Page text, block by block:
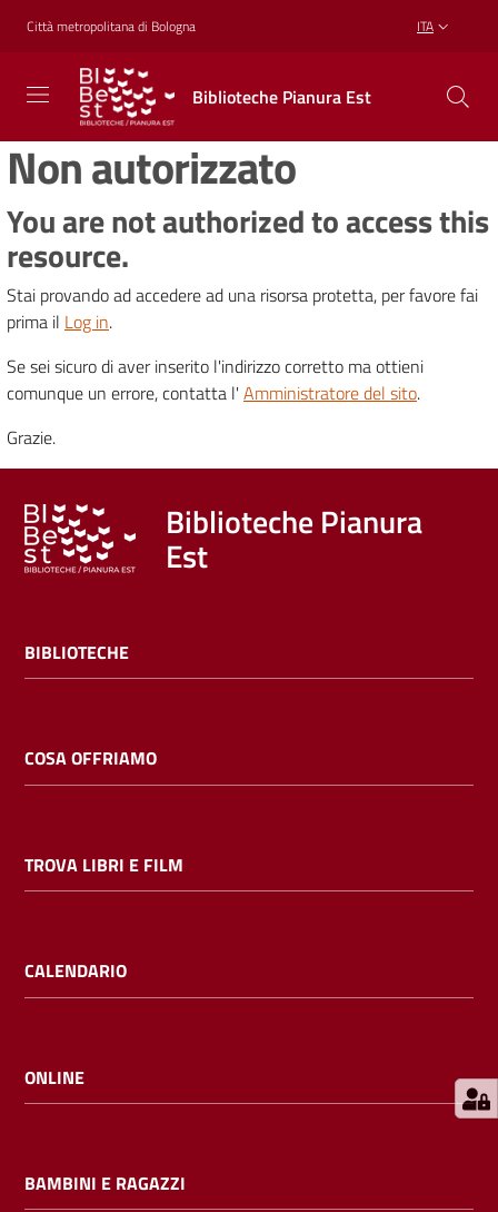
Vai al contenuto
Vai alla navigazione
Vai al footer
Città metropolitana di Bologna ITA
Biblioteche Pianura Est
Biblioteche
Pianura
Est
CONOSCERE,
CREARE,
Biblioteche
Cosa
offriamo
Trova
libri
e
film
Calendario
i
Non autorizzato
You are not authorized to access this
resource.
Stai provando ad accedere ad una risorsa protetta, per favore fai
prima il Log in.
Se sei sicuro di aver inserito l'indirizzo corretto ma ottieni
comunque un errore, contatta l' Amministratore del sito.
Grazie.
Biblioteche Pianura
Est
BIBLIOTECHE
COSA OFFRIAMO
TROVA LIBRI E FILM
CALENDARIO
ONLINE
BAMBINI E RAGAZZI